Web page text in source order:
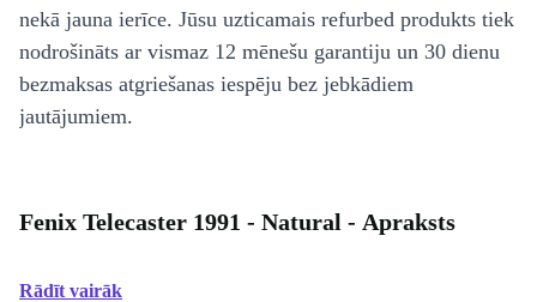
nekā jauna ierīce. Jūsu uzticamais refurbed produkts tiek
nodrošināts ar vismaz 12 mēnešu garantiju un 30 dienu
bezmaksas atgriešanas iespēju bez jebkādiem
jautājumiem.
Fenix Telecaster 1991 - Natural - Apraksts
Rādīt vairāk